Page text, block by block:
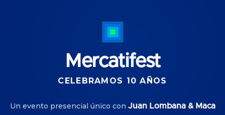
Mercatifest
CELEBRAMOS 10 AÑOS
Un evento presencial único con Juan Lombana & Maca